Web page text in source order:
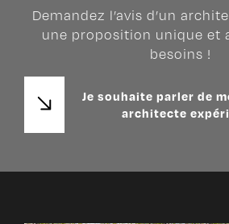
Demandez l’avis d’un
une proposition unique et
besoins !
Je souhaite parler de
architecte